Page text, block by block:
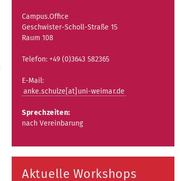
Campus.Office
Geschwister-Scholl-Straße 15
Raum 108
Telefon: +49 (0)3643 582365
E-Mail:
anke.schulze[at]uni-weimar.de
Sprechzeiten:
nach Vereinbarung
Aktuelle Workshops